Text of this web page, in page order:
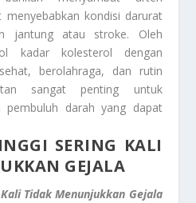
menyebabkan kondisi darurat
jantung atau stroke. Oleh
kadar kolesterol dengan
berolahraga, dan rutin
sangat penting untuk
pembuluh darah yang dapat
SERING KALI
GEJALA
Tidak Menunjukkan Gejala